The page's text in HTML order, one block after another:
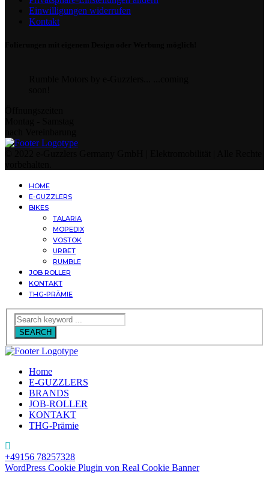
Einwilligungen widerrufen
Kontakt
HOME
E-GUZZLERS
BIKES
TALARIA
MOPEDIX
VOSTOK
URBET
RUMBLE
JOB ROLLER
KONTAKT
THG-PRÄMIE
SEARCH
Home
E-GUZZLERS
BRANDS
JOB-ROLLER
KONTAKT
THG-Prämie
+49156 78257328
WordPress Cookie Plugin von Real Cookie Banner